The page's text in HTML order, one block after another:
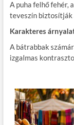
A puha felhő fehér,
teveszín biztosítják
Karakteres
A bátrabbak
izgalmas